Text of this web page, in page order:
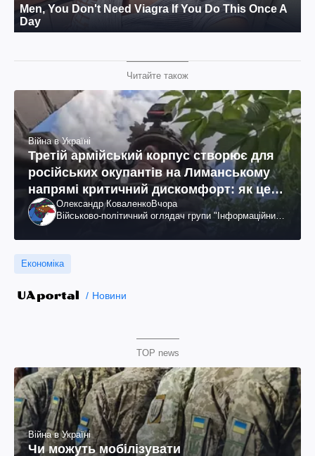
Читайте також
Війна в Україні
Третій армійський корпус створює для
російських окупантів на Лиманському
напрямі критичний дискомфорт: як це
вдалосяОлександр КоваленкоВчора
Військово-політичний оглядач групи "Інформаційний
Економіка
Новини
TOP news
Війна в Україні
Чи можуть мобілізувати